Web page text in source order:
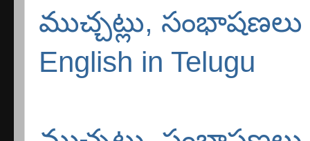
ముచ్చట్లు, సంభాషణలు
English in Telugu